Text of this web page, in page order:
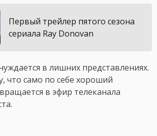
Первый трейлер пятого сезона
сериала Ray Donovan
в лишних представлениях.
что само по себе хороший
в эфир телеканала